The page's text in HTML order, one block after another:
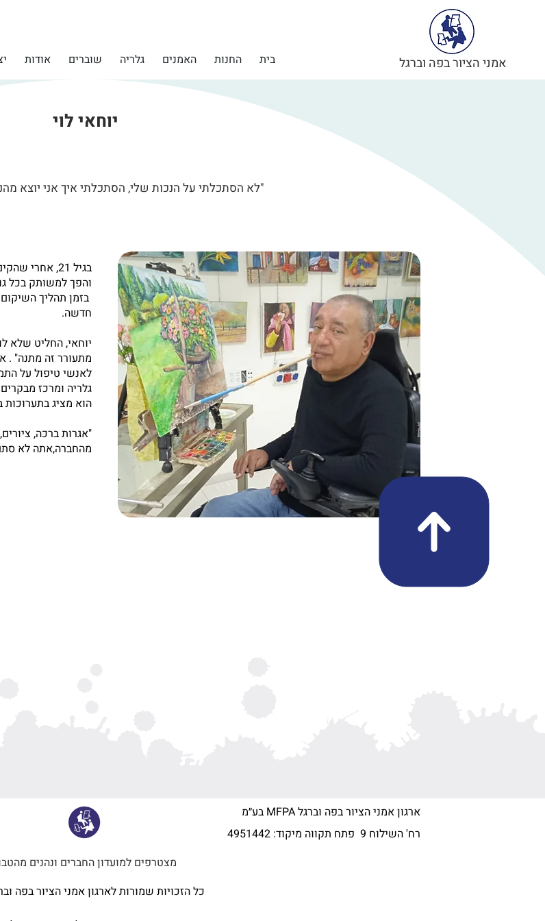
בית החנות האמנים גלריה שוברים אודות אמני הציור בפה וברגל
יוחאי לוי
"לא הסתכלתי על הנכות שלי, הסתכלתי איך אני יוצא
בגיל 21,
והפך למשותק בכל
בזמן תהליך
חדשה.
יוחאי, החליט שלא
מתעורר זה מתנה" .
לאנשי טיפול על
גלריה ומרכז
הוא מציג בתערוכות
"אגרות ברכה,
מהחברה,אתה לא סתם,
ארגון אמני הציור בפה וברגל MFPA בע״מ
רח' השילוח 9 פתח תקווה מיקוד:
4951442
מצטרפים למועדון החברים ונהנים
כל הזכויות שמורות לארגון אמני הציור בפה